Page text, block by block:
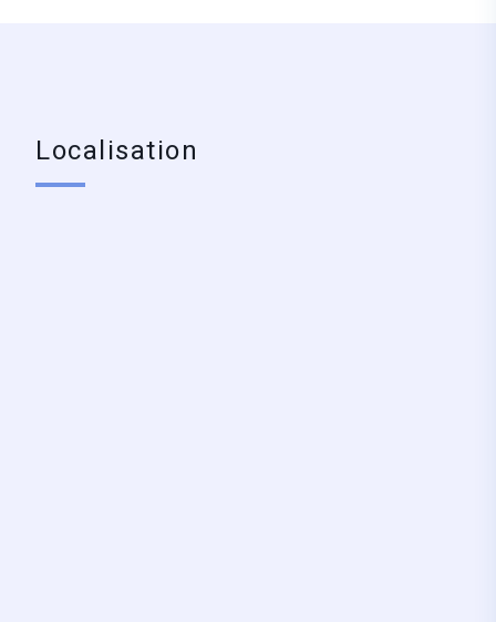
Localisation